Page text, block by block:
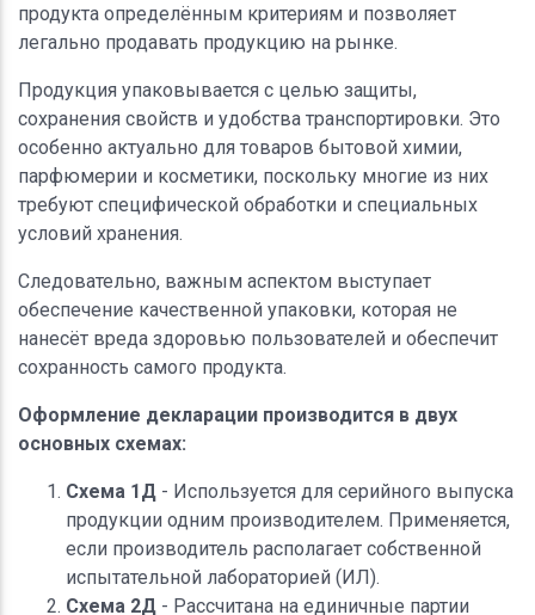
продукта определённым критериям и позволяет
легально продавать продукцию на рынке.
Продукция упаковывается с целью защиты,
сохранения свойств и удобства транспортировки. Это
особенно актуально для товаров бытовой химии,
парфюмерии и косметики, поскольку многие из них
требуют специфической обработки и специальных
условий хранения.
Следовательно, важным аспектом выступает
обеспечение качественной упаковки, которая не
нанесёт вреда здоровью пользователей и обеспечит
сохранность самого продукта.
Оформление декларации производится в двух
основных схемах:
Схема 1Д - Используется для серийного выпуска
продукции одним производителем. Применяется,
если производитель располагает собственной
испытательной лабораторией (ИЛ).
Схема 2Д - Рассчитана на единичные партии